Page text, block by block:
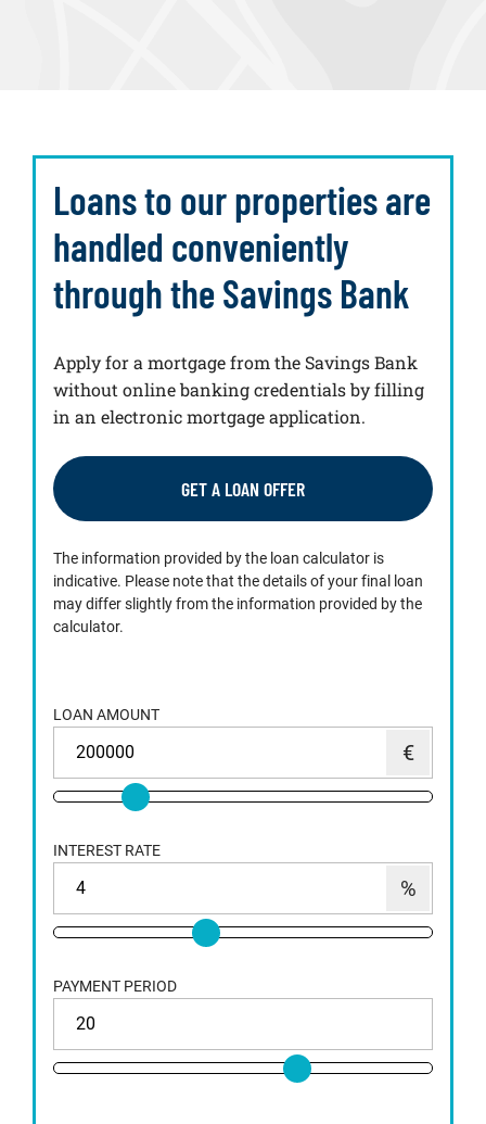
Loans to our properties are
handled conveniently
through the Savings Bank
Apply for a mortgage from the Savings Bank
without online banking credentials by filling
in an electronic mortgage application.
GET A LOAN OFFER
The information provided by the loan calculator is
indicative. Please note that the details of your final loan
may differ slightly from the information provided by the
calculator.
LOAN AMOUNT
INTEREST RATE
PAYMENT PERIOD